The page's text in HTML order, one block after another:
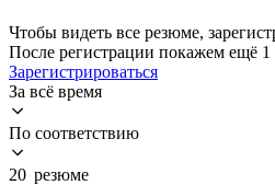
Чтобы видеть все резюме,
После регистрации покажем ещё
Зарегистрироваться
За всё время
По соответствию
20 резюме